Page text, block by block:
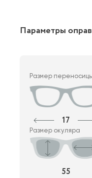
Параметры
Размер
17
Размер окуляра
55